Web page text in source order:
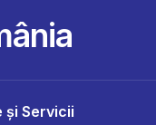
și Servicii